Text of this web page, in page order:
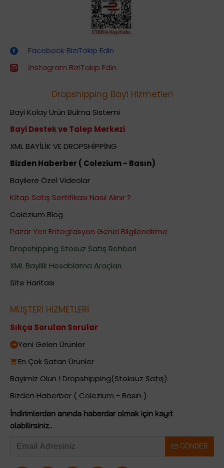
Facebook BiziTakip Edin
İnstagram BiziTakip Edin
Dropshipping Bayi Hizmetleri
Bayi Kolay Ürün Bulma Sistemi
Bayi Destek ve Talep Merkezi
XML BAYİLİK VE DROPSHİPPİNG
Bizden Haberber ( Colezium - Basın)
Bayilere Özel Videolar
Kitap Satış Sertifikası Nasıl Alınır ?
Colezium Blog
Pazar Yeri Entegrasyon Genel Bilgilendirme
Dropshipping Stosuz Satış Rehberi
XML Bayilik Hesablama Araçları
Site Haritası
MÜŞTERİ HİZMETLERİ
Sıkça Sorulan Sorular
Yeni Gelen Ürünler
En Çok Satan Ürünler
Bayimiz Olun ! Dropshipping(Stoksuz Satış)
Bizden Haberber ( Colezium - Basın )
İndirimlerden anında haberdar olmak için kayıt
olabilirsiniz..
GÖNDER